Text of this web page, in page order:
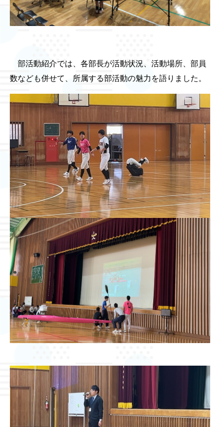
部活動紹介では、各部長が活動状況、活動場所、部員
数なども併せて、所属する部活動の魅力を語りました。